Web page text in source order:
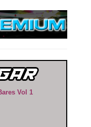
Vol 1